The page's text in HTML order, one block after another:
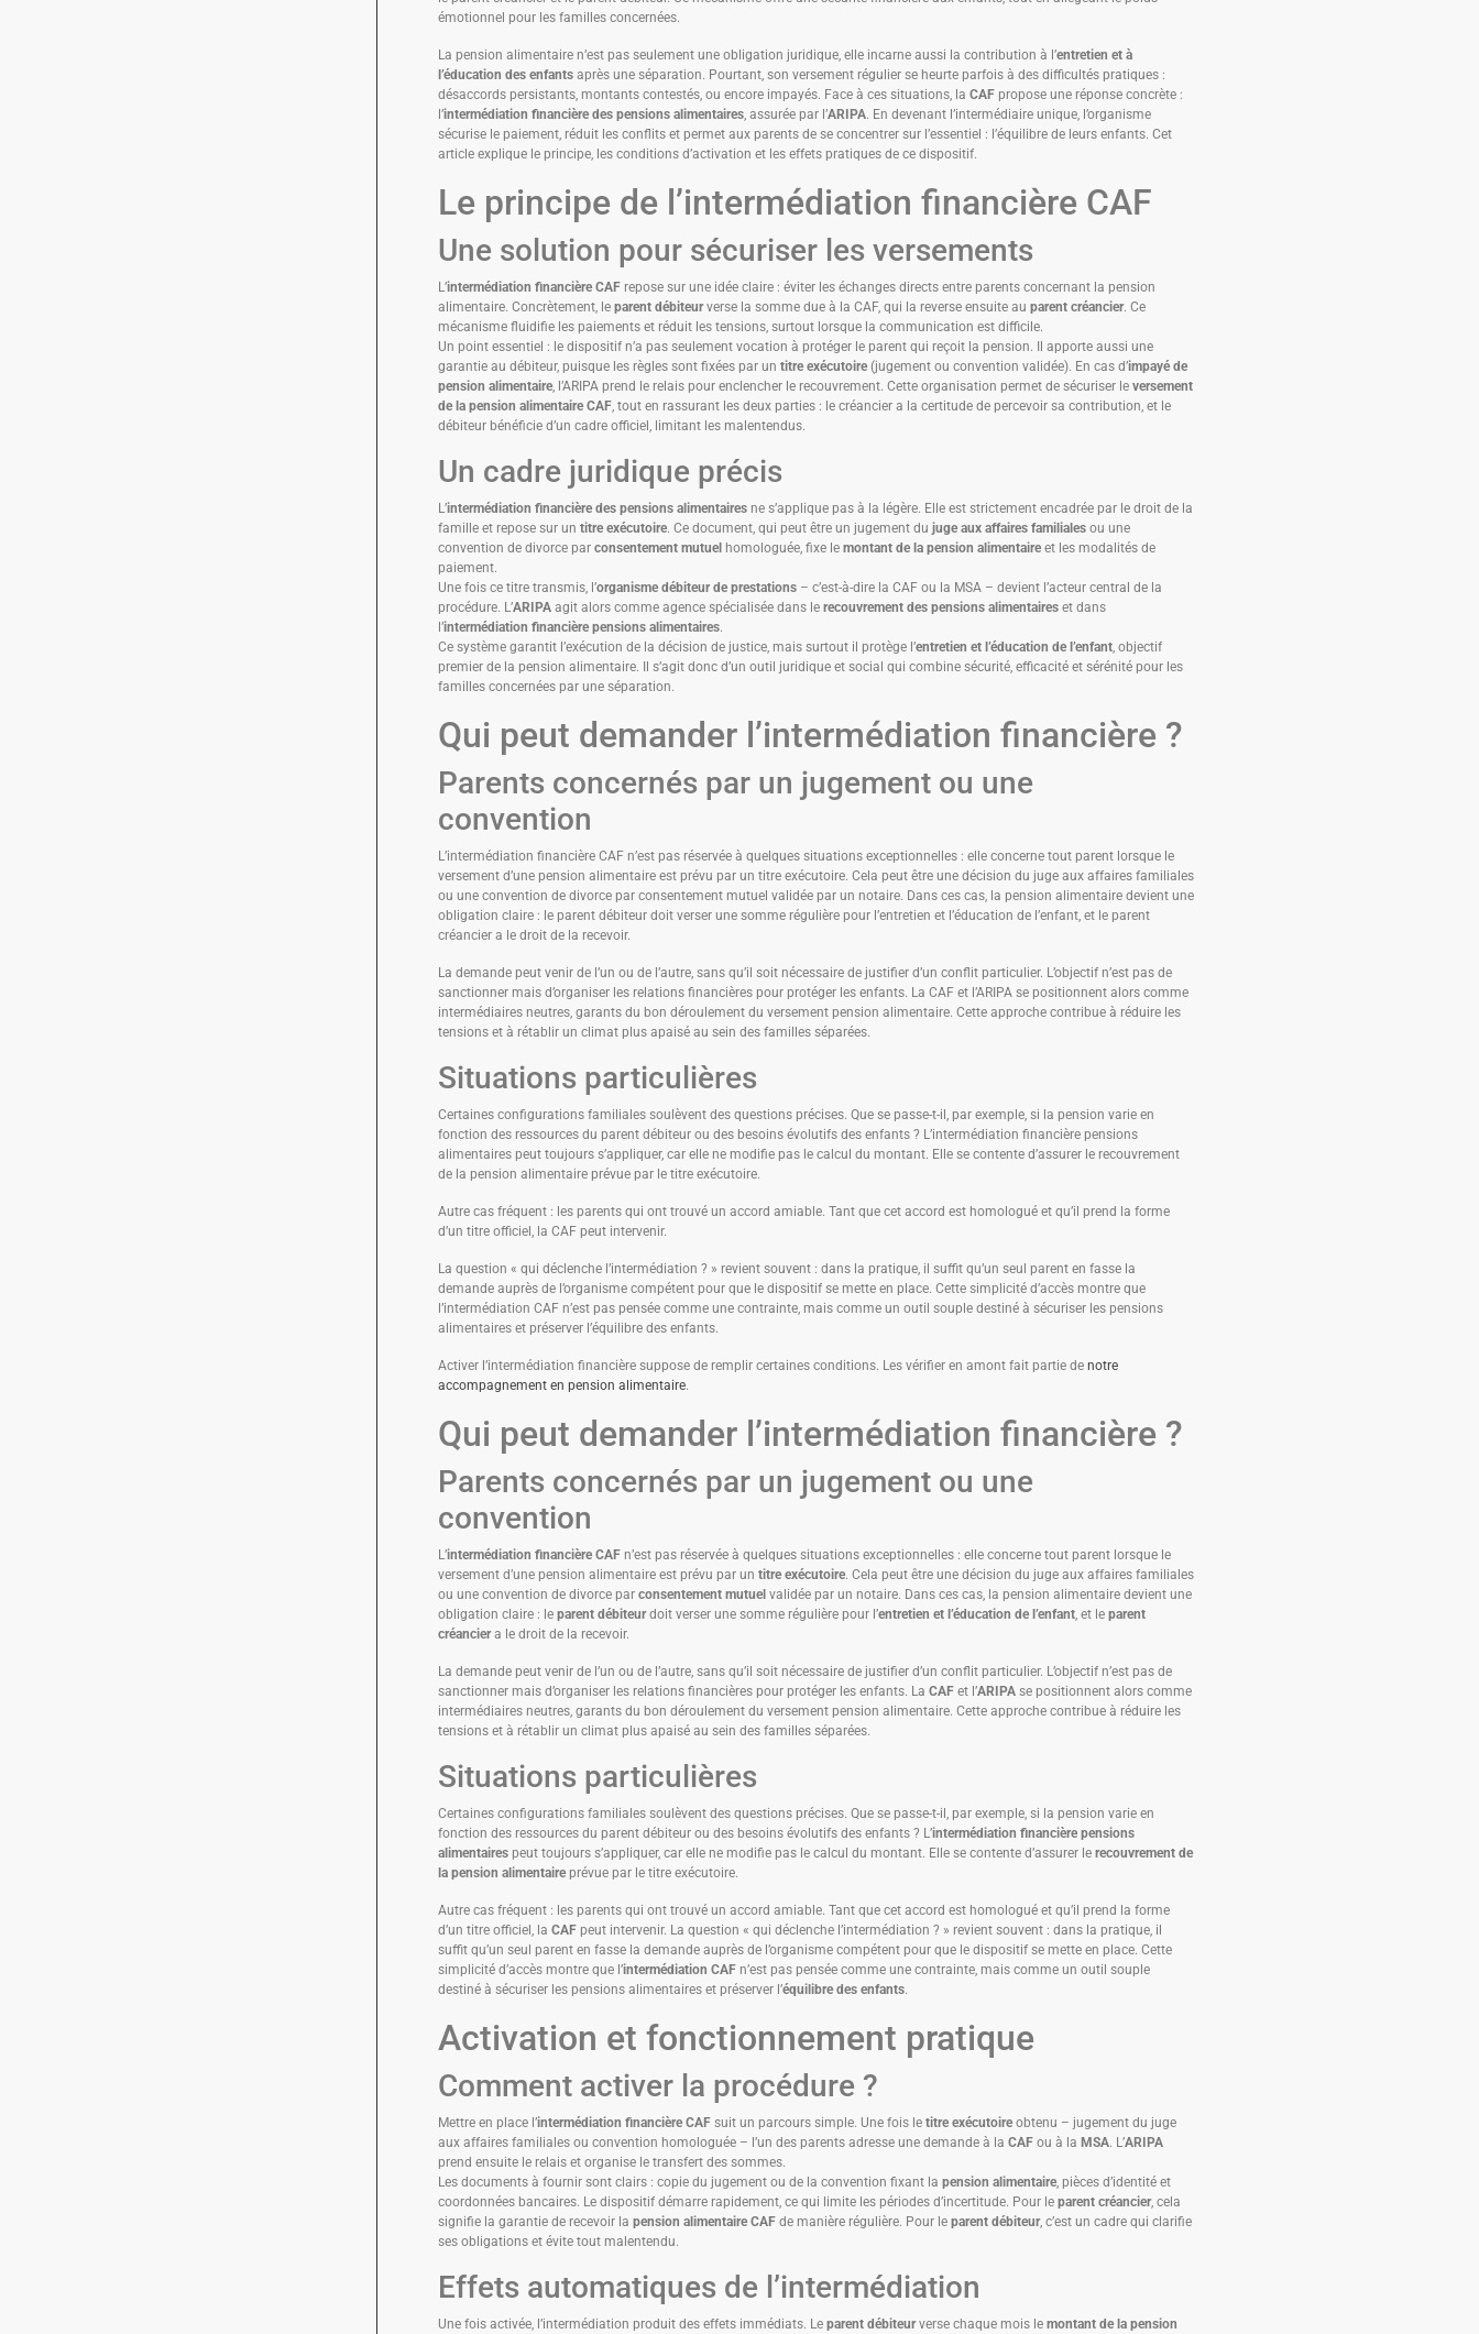
émotionnel pour les familles concernées.
La pension alimentaire n’est pas seulement une obligation juridique, elle incarne aussi la contribution à l’entretien et à
l’éducation des enfants après une séparation. Pourtant, son versement régulier se heurte parfois à des difficultés pratiques :
désaccords persistants, montants contestés, ou encore impayés. Face à ces situations, la CAF propose une réponse concrète :
l’intermédiation financière des pensions alimentaires, assurée par l’ARIPA. En devenant l’intermédiaire unique, l’organisme
sécurise le paiement, réduit les conflits et permet aux parents de se concentrer sur l’essentiel : l’équilibre de leurs enfants. Cet
article explique le principe, les conditions d’activation et les effets pratiques de ce dispositif.
Le principe de l’intermédiation financière CAF
Une solution pour sécuriser les versements
L’intermédiation financière CAF repose sur une idée claire : éviter les échanges directs entre parents concernant la pension
alimentaire. Concrètement, le parent débiteurverse la somme due à la CAF, qui la reverse ensuite au parent créancier. Ce
mécanisme fluidifie les paiements et réduit les tensions, surtout lorsque la communication est difficile.
Un point essentiel : le dispositif n’a pas seulement vocation à protéger le parent qui reçoit la pension. Il apporte aussi une
garantie au débiteur, puisque les règles sont fixées par un titre exécutoire (jugement ou convention validée). En cas d’impayé de
pension alimentaire, l’ARIPA prend le relais pour enclencher le recouvrement. Cette organisation permet de sécuriser le versement
de la pension alimentaire CAF, tout en rassurant les deux parties : le créancier a la certitude de percevoir sa contribution, et le
débiteur bénéficie d’un cadre officiel, limitant les malentendus.
Un cadre juridique précis
L’intermédiation financière des pensions alimentaires ne s’applique pas à la légère. Elle est strictement encadrée par le droit de la
famille et repose sur un titre exécutoire. Ce document, qui peut être un jugement du juge aux affaires familiales ou une
convention de divorce par consentement mutuel homologuée, fixe le montant de la pension alimentaire et les modalités de
paiement.
Une fois ce titre transmis, l’organisme débiteur de prestations – c’est-à-dire la CAF ou la MSA – devient l’acteur central de la
procédure. L’ARIPA agit alors comme agence spécialisée dans le recouvrement des pensions alimentaires et dans
l’intermédiation financière pensions alimentaires.
Ce système garantit l’exécution de la décision de justice, mais surtout il protège l’entretien et l’éducation de l’enfant, objectif
premier de la pension alimentaire. Il s’agit donc d’un outil juridique et social qui combine sécurité, efficacité et sérénité pour les
familles concernées par une séparation.
Qui peut demander l’intermédiation financière ?
Parents concernés par un jugement ou une
convention
L’intermédiation financière CAF n’est pas réservée à quelques situations exceptionnelles : elle concerne tout parent lorsque le
versement d’une pension alimentaire est prévu par un titre exécutoire. Cela peut être une décision du juge aux affaires familiales
ou une convention de divorce par consentement mutuel validée par un notaire. Dans ces cas, la pension alimentaire devient une
obligation claire : le parent débiteur doit verser une somme régulière pour l’entretien et l’éducation de l’enfant, et le parent
créancier a le droit de la recevoir.
La demande peut venir de l’un ou de l’autre, sans qu’il soit nécessaire de justifier d’un conflit particulier. L’objectif n’est pas de
sanctionner mais d’organiser les relations financières pour protéger les enfants. La CAF et l’ARIPA se positionnent alors comme
intermédiaires neutres, garants du bon déroulement du versement pension alimentaire. Cette approche contribue à réduire les
tensions et à rétablir un climat plus apaisé au sein des familles séparées.
Situations particulières
Certaines configurations familiales soulèvent des questions précises. Que se passe-t-il, par exemple, si la pension varie en
fonction des ressources du parent débiteur ou des besoins évolutifs des enfants ? L’intermédiation financière pensions
alimentaires peut toujours s’appliquer, car elle ne modifie pas le calcul du montant. Elle se contente d’assurer le recouvrement
de la pension alimentaire prévue par le titre exécutoire.
Autre cas fréquent : les parents qui ont trouvé un accord amiable. Tant que cet accord est homologué et qu’il prend la forme
d’un titre officiel, la CAF peut intervenir.
La question « qui déclenche l’intermédiation ? » revient souvent : dans la pratique, il suffit qu’un seul parent en fasse la
demande auprès de l’organisme compétent pour que le dispositif se mette en place. Cette simplicité d’accès montre que
l’intermédiation CAF n’est pas pensée comme une contrainte, mais comme un outil souple destiné à sécuriser les pensions
alimentaires et préserver l’équilibre des enfants.
Activer l’intermédiation financière suppose de remplir certaines conditions. Les vérifier en amont fait partie de notre
accompagnement en pension alimentaire.
Qui peut demander l’intermédiation financière ?
Parents concernés par un jugement ou une
convention
L’intermédiation financière CAF n’est pas réservée à quelques situations exceptionnelles : elle concerne tout parent lorsque le
versement d’une pension alimentaire est prévu par un titre exécutoire. Cela peut être une décision du juge aux affaires familiales
ou une convention de divorce par consentement mutuel validée par un notaire. Dans ces cas, la pension alimentaire devient une
obligation claire : le parent débiteurdoit verser une somme régulière pour l’entretien et l’éducation de l’enfant, et le parent
créanciera le droit de la recevoir.
La demande peut venir de l’un ou de l’autre, sans qu’il soit nécessaire de justifier d’un conflit particulier. L’objectif n’est pas de
sanctionner mais d’organiser les relations financières pour protéger les enfants. La CAF et l’ARIPA se positionnent alors comme
intermédiaires neutres, garants du bon déroulement du versement pension alimentaire. Cette approche contribue à réduire les
tensions et à rétablir un climat plus apaisé au sein des familles séparées.
Situations particulières
Certaines configurations familiales soulèvent des questions précises. Que se passe-t-il, par exemple, si la pension varie en
fonction des ressources du parent débiteur ou des besoins évolutifs des enfants ? L’intermédiation financière pensions
alimentaires peut toujours s’appliquer, car elle ne modifie pas le calcul du montant. Elle se contente d’assurer le recouvrement de
la pension alimentaire prévue par le titre exécutoire.
Autre cas fréquent : les parents qui ont trouvé un accord amiable. Tant que cet accord est homologué et qu’il prend la forme
d’un titre officiel, la CAF peut intervenir. La question « qui déclenche l’intermédiation ? » revient souvent : dans la pratique, il
suffit qu’un seul parent en fasse la demande auprès de l’organisme compétent pour que le dispositif se mette en place. Cette
simplicité d’accès montre que l’intermédiation CAF n’est pas pensée comme une contrainte, mais comme un outil souple
destiné à sécuriser les pensions alimentaires et préserver l’équilibre des enfants.
Activation et fonctionnement pratique
Comment activer la procédure ?
Mettre en place l’intermédiation financière CAF suit un parcours simple. Une fois le titre exécutoire obtenu – jugement du juge
aux affaires familiales ou convention homologuée – l’un des parents adresse une demande à la CAF ou à la MSA. L’ARIPA
prend ensuite le relais et organise le transfert des sommes.
Les documents à fournir sont clairs : copie du jugement ou de la convention fixant la pension alimentaire, pièces d’identité et
coordonnées bancaires. Le dispositif démarre rapidement, ce qui limite les périodes d’incertitude. Pour le parent créancier, cela
signifie la garantie de recevoir la pension alimentaire CAF de manière régulière. Pour le parent débiteur, c’est un cadre qui clarifie
ses obligations et évite tout malentendu.
Effets automatiques de l’intermédiation
Une fois activée, l’intermédiation produit des effets immédiats. Le parent débiteurverse chaque mois le montant de la pension